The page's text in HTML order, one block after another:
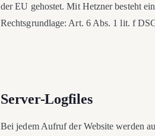
der EU gehostet. Mit Hetzner besteht
Rechtsgrundlage: Art. 6 Abs. 1 lit. f
Server-Logfiles
Bei jedem Aufruf der Website werden